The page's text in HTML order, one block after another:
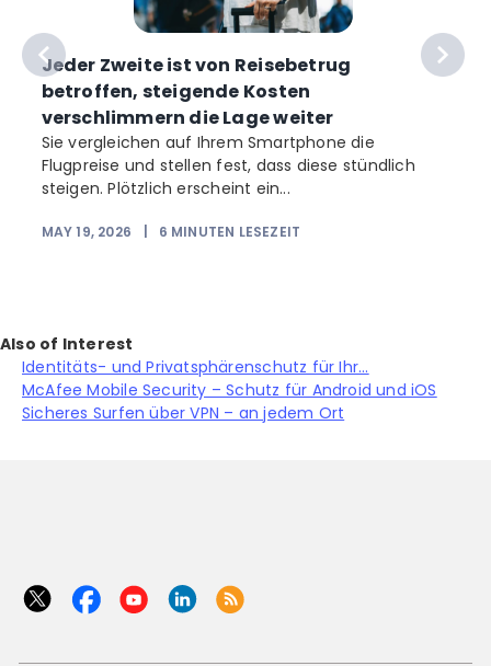
Jeder Zweite ist von Reisebetrug
betroffen, steigende Kosten
verschlimmern die Lage weiter
Sie vergleichen auf Ihrem Smartphone die
Flugpreise und stellen fest, dass diese stündlich
steigen. Plötzlich erscheint ein...
MAY 19, 2026 6 MINUTEN LESEZEIT
Also of Interest
Identitäts- und Privatsphärenschutz für Ihr...
McAfee Mobile Security – Schutz für Android und iOS
Sicheres Surfen über VPN – an jedem Ort